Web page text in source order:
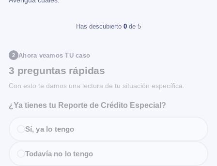
Has descubierto 0 de 5
2 Ahora veamos TU caso
3 preguntas rápidas
Con esto te damos una lectura de tu situación específica.
¿Ya tienes tu Reporte de Crédito Especial?
Sí, ya lo tengo
Todavía no lo tengo